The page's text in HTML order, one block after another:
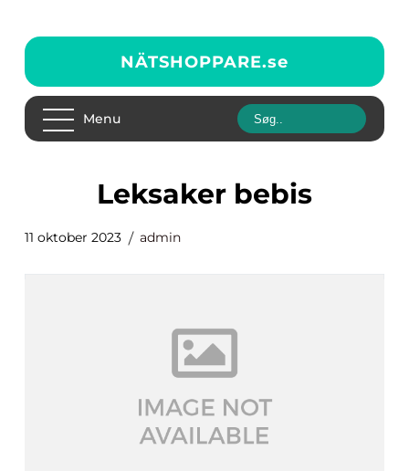
NÄTSHOPPARE.se
Menu
leksaker bebis
11 oktober 2023 admin